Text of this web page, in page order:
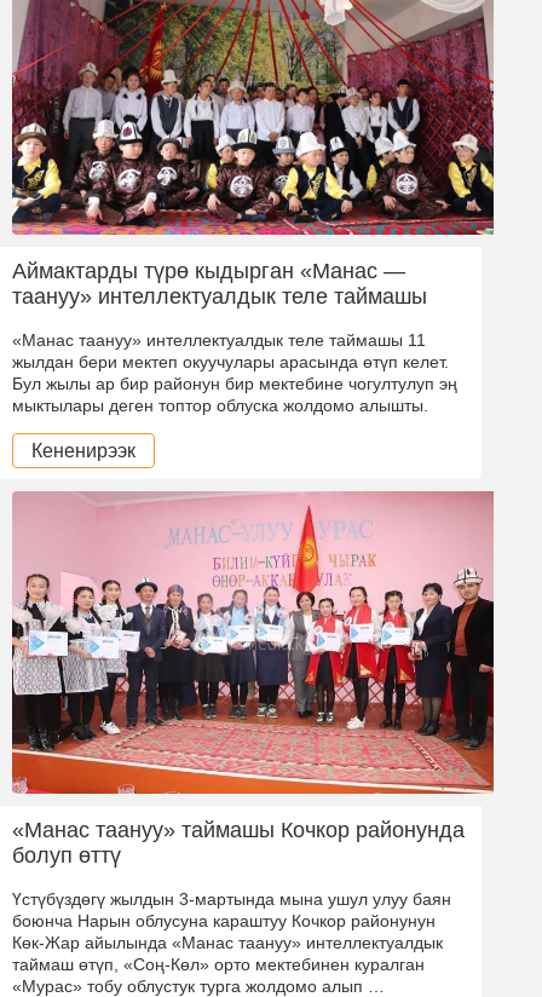
Аймактарды түрө кыдырган «Манас —
таануу» интеллектуалдык теле таймашы
«Манас таануу» интеллектуалдык теле таймашы 11
жылдан бери мектеп окуучулары арасында өтүп келет.
Бул жылы ар бир районун бир мектебине чогултулуп эң
мыктылары деген топтор облуска жолдомо алышты.
Кененирээк
«Манас таануу» таймашы Кочкор районунда
болуп өттү
Үстүбүздөгү жылдын 3-мартында мына ушул улуу баян
боюнча Нарын облусуна караштуу Кочкор районунун
Көк-Жар айылында «Манас таануу» интеллектуалдык
таймаш өтүп, «Соң-Көл» орто мектебинен куралган
«Мурас» тобу облустук турга жолдомо алып …